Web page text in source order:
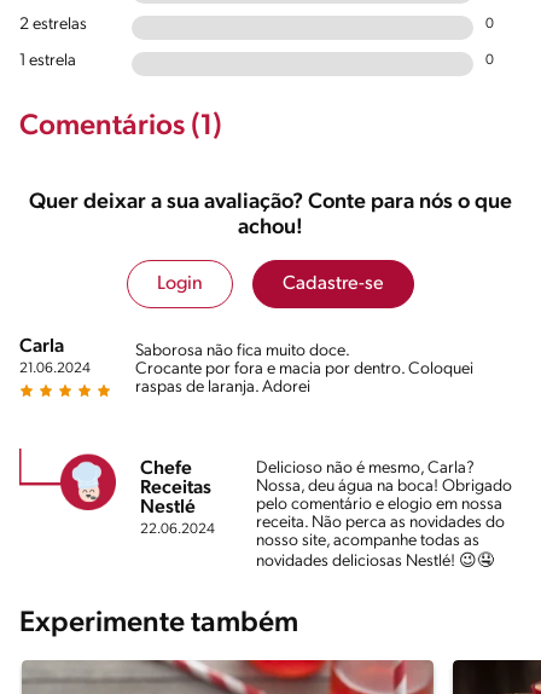
2 estrelas 0
1 estrela 0
Comentários (1)
Quer deixar a sua avaliação? Conte para nós o que
achou!
Login Cadastre-se
Carla
21.06.2024
Saborosa não fica muito doce.
Crocante por fora e macia por dentro. Coloquei
raspas de laranja. Adorei
Chefe
Receitas
Nestlé
22.06.2024
Delicioso não é mesmo, Carla?
Nossa, deu água na boca! Obrigado
pelo comentário e elogio em nossa
receita. Não perca as novidades do
nosso site, acompanhe todas as
novidades deliciosas Nestlé! 😉🤤
Experimente também